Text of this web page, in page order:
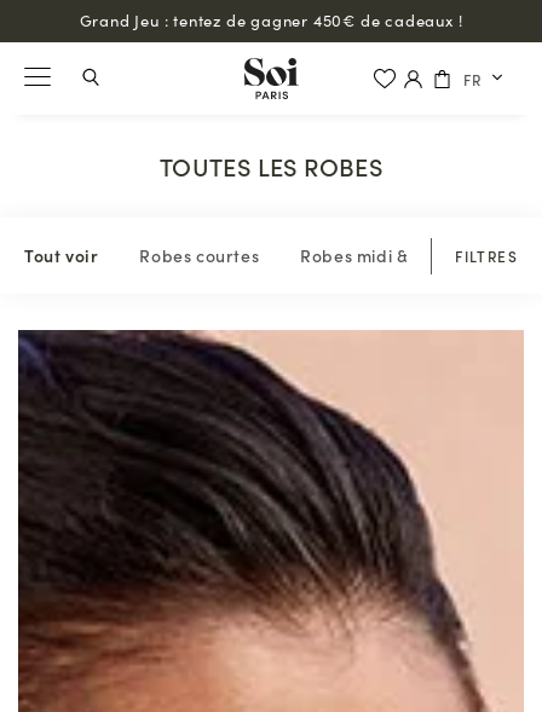
Grand Jeu : tentez de gagner 450€ de cadeaux !
FR
TOUTES LES ROBES
Tout voir Robes courtes Robes midi & longuesFILTRES